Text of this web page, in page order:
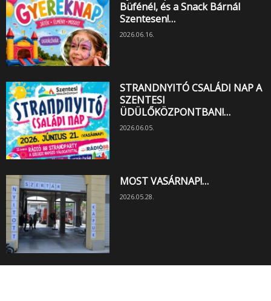
Büfénél, és a Snack Bárnál
Szentesen!…
2026.06.16.
STRANDNYITÓ CSALÁDI NAP A
SZENTESI
ÜDÜLŐKÖZPONTBAN!…
2026.06.05.
MOST VASÁRNAP!…
2026.05.28.